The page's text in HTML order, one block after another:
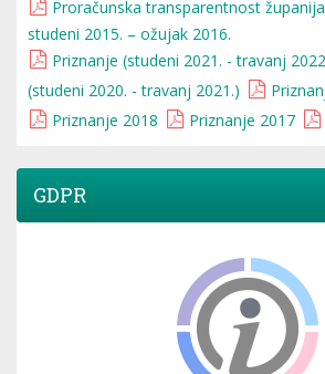
Proračunska transparentnost
studeni 2015. – ožujak 2016.
Priznanje (studeni 2021. - travanj
(studeni 2020. - travanj 2021.)
Priznanje 2018
Priznanje 2017
GDPR